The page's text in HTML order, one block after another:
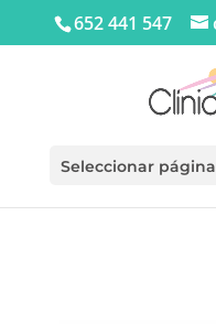
652 441 547
Seleccionar página